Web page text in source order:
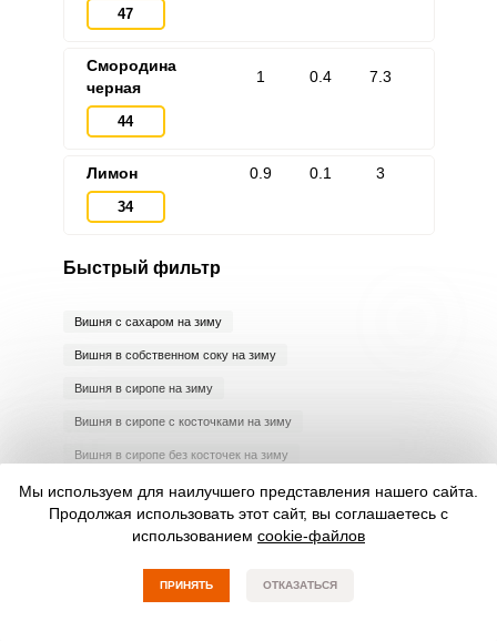
47
Смородина
черная
44
1 0.4 7.3
Лимон
34
0.9 0.1 3
Быстрый фильтр
Вишня с сахаром на зиму
Вишня в собственном соку на зиму
Вишня в сиропе на зиму
Вишня в сиропе с косточками на зиму
Вишня в сиропе без косточек на зиму
Вишня в собственном соку с косточками на зиму
Вишня в собственном соку без косточек на зиму
Варенье на зиму
Мы используем для наилучшего представления нашего сайта.
Продолжая использовать этот сайт, вы соглашаетесь с
использованием cookie-файлов
ПРИНЯТЬ ОТКАЗАТЬСЯ